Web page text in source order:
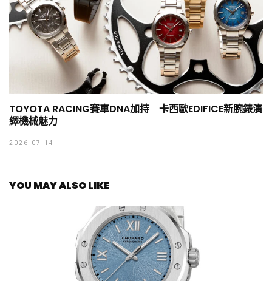
TOYOTA RACING賽車DNA加持 卡西歐EDIFICE新腕錶演
繹機械魅力
2026-07-14
YOU MAY ALSO LIKE